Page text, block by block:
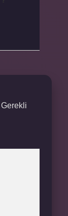
Gerekli